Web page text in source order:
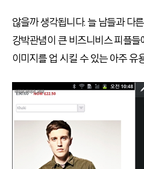
않을까 생각됩니다. 늘 남들과 다
강박관념이 큰 비즈니비스 피플
이미지를 업 시킬 수 있는 아주 유